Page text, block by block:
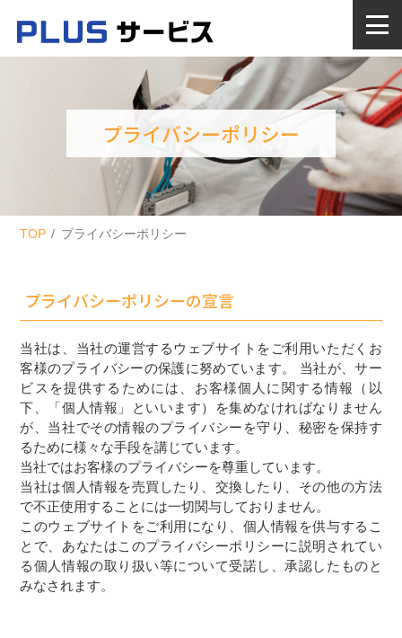
プライバシーポリシー
TOP プライバシーポリシー
プライバシーポリシーの宣言
当社は、当社の運営するウェブサイトをご利用いただくお
客様のプライバシーの保護に努めています。 当社が、サー
ビスを提供するためには、お客様個人に関する情報（以
下、「個人情報」といいます）を集めなければなりません
が、当社でその情報のプライバシーを守り、秘密を保持す
るために様々な手段を講じています。
当社ではお客様のプライバシーを尊重しています。
当社は個人情報を売買したり、交換したり、その他の方法
で不正使用することには一切関与しておりません。
このウェブサイトをご利用になり、個人情報を供与するこ
とで、あなたはこのプライバシーポリシーに説明されてい
る個人情報の取り扱い等について受諾し、承認したものと
みなされます。